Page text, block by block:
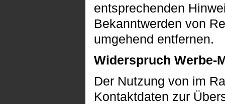
entsprechenden
Bekanntwerden von
umgehend entfernen.
Widerspruch Werbe-
Der Nutzung von im
Kontaktdaten zur